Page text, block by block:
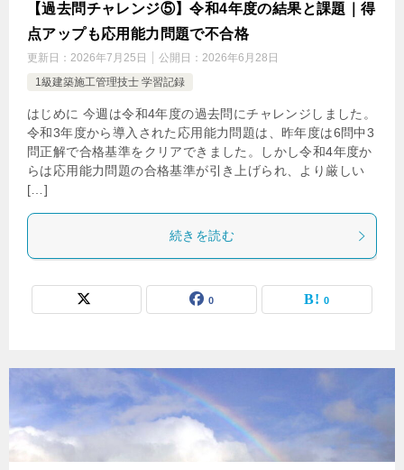
【過去問チャレンジ⑤】令和4年度の結果と課題｜得
点アップも応用能力問題で不合格
更新日： 2026年7月25日 公開日： 2026年6月28日
1級建築施工管理技士 学習記録
はじめに 今週は令和4年度の過去問にチャレンジしました。
令和3年度から導入された応用能力問題は、昨年度は6問中3
問正解で合格基準をクリアできました。しかし令和4年度か
らは応用能力問題の合格基準が引き上げられ、より厳しい
[…]
続きを読む
0 0